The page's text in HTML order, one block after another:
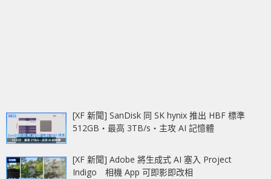
[XF 新聞] SanDisk 同 SK hynix 推出 HBF 標準
512GB‧最高 3TB/s‧主攻 AI 記憶體
[XF 新聞] Adobe 將生成式 AI 塞入 Project
Indigo 相機 App 可即影即改相